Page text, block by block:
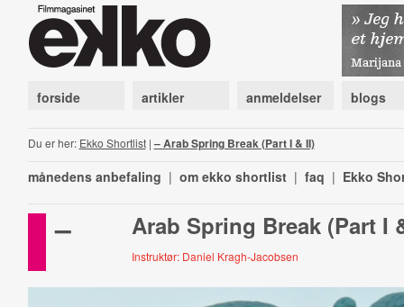
forside artikler anmeldelser blogs
Du er her: Ekko Shortlist| – Arab Spring Break (Part I & II)
månedens anbefaling | om ekko shortlist | faq | Ekko
– Arab Spring Break (Part I
Instruktør: Daniel Kragh-Jacobsen